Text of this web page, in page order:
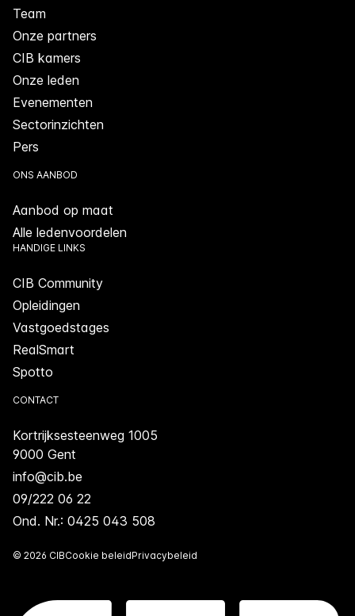
Team
Onze partners
CIB kamers
Onze leden
Evenementen
Sectorinzichten
Pers
ONS AANBOD
Aanbod op maat
Alle ledenvoordelen
HANDIGE LINKS
CIB Community
Opleidingen
Vastgoedstages
RealSmart
Spotto
CONTACT
Kortrijksesteenweg 1005
9000 Gent
info@cib.be
09/222 06 22
Ond. Nr.: 0425 043 508
© 2026 CIBCookie beleidPrivacybeleid